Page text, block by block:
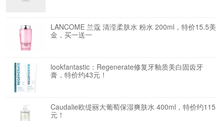
LANCOME 兰蔻 清滢柔肤水 粉水 200ml，特价15.5美
金，买一送一
lookfantastic：Regenerate修复牙釉质美白固齿牙
膏，特价约43元！
Caudalie欧缇丽大葡萄保湿爽肤水 400ml，特价约115
元！